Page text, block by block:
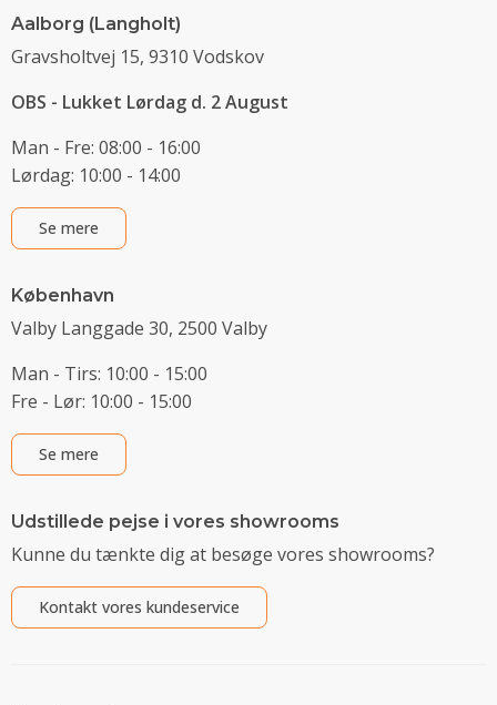
Aalborg (Langholt)
Gravsholtvej 15, 9310 Vodskov
OBS - Lukket Lørdag d. 2 August
Man - Fre: 08:00 - 16:00
Lørdag: 10:00 - 14:00
Se mere
København
Valby Langgade 30, 2500 Valby
Man - Tirs: 10:00 - 15:00
Fre - Lør: 10:00 - 15:00
Se mere
Udstillede pejse i vores showrooms
Kunne du tænkte dig at besøge vores showrooms?
Kontakt vores kundeservice